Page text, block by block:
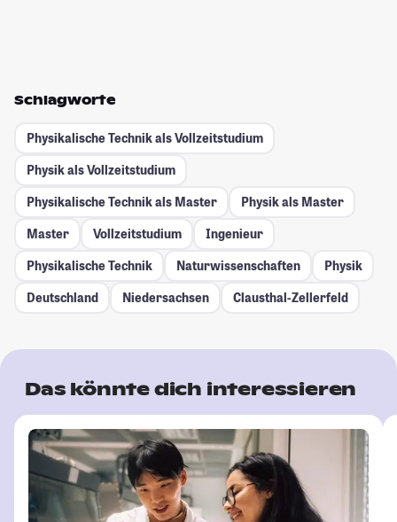
Schlagworte
Physikalische Technik als Vollzeitstudium
Physik als Vollzeitstudium
Physikalische Technik als Master
Physik als Master
Master
Vollzeitstudium
Ingenieur
Physikalische Technik
Naturwissenschaften
Physik
Deutschland
Niedersachsen Clausthal-Zellerfeld
Das könnte dich interessieren